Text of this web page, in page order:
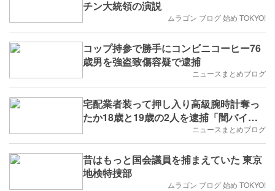
チン大統領の演説
ムラゴン ブログ 始め TOKYO!
コップ持参で勝手にコンビニコーヒー76
歳男を強盗致傷容疑で逮捕
ニュースまとめブログ
宅配業者装って押し入り高級腕時計奪っ
たか18歳と19歳の2人を逮捕「闇バイ
ト」に応募して事件に関わる新宿ニュースまとめブログ
昔はもっと国会議員を捕まえていた 東京
地検特捜部
ムラゴン ブログ 始め TOKYO!